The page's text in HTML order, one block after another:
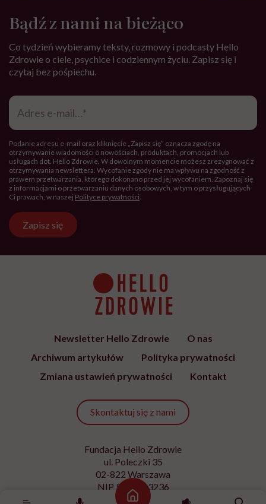
Strona główna
Bądź z nami na bieżąco
Co tydzień wybieramy teksty, rozmowy i podcasty Hello
Zdrowie o ciele, psychice i codziennym życiu. Zapisz się i
czytaj bez pośpiechu.
Adres
mail*
Podanie adresu e-mail oraz kliknięcie „Zapisz się” oznacza zgodę na
otrzymywanie wiadomości o nowościach, produktach, promocjach lub
usługach dot. Hello Zdrowie. W dowolnym momencie możesz zrezygnować z
otrzymywania newslettera. Wycofanie zgody nie ma wpływu na zgodność z
prawem przetwarzania, którego dokonano przed jej wycofaniem. Zapoznaj się
z informacjami o przetwarzaniu danych osobowych, w tym o przysługujących
Ci prawach, w naszej Polityce prywatności.
Zapisz się
Newsletter Hello Zdrowie
O nas
Archiwum artykułów
Polityka prywatności
Zmiana ustawień prywatności
Kontakt
Skontaktuj się z nami
Fundacja Hello Zdrowie
ul. Poleczki 35
02-822 Warszawa
NIP 9512613236